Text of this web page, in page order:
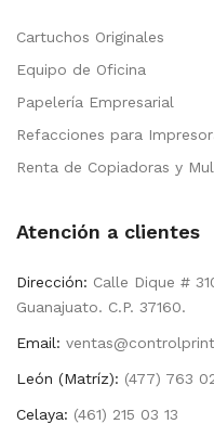
Cartuchos Originales
Equipo de Oficina
Papelería Empresarial
Refacciones para
Renta de Copiadoras y
Atención a clientes
Dirección: Calle Dique #
Guanajuato. C.P. 37160.
Email:
León (Matríz): (477) 763
Celaya: (461) 215 03 13